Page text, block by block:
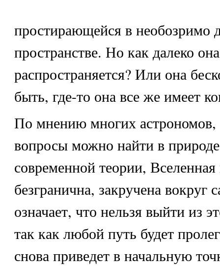
простирающейся в необозримо
пространстве. Но как далеко она
распространяется? Или она
быть, где-то она все же имеет
По мнению многих астрономов,
вопросы можно найти в
современной теории,
безгранична, закручена вокруг
означает, что нельзя выйти из
так как любой путь будет
снова приведет в начальную